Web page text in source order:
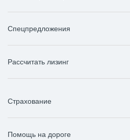
Спецпредложения
Рассчитать лизинг
Страхование
Помощь на дороге